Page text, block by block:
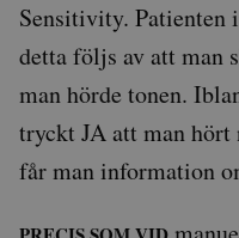
Sensitivity. Patienten
detta följs av att man
man hörde tonen.
tryckt JA att man hört
får man information
Namn